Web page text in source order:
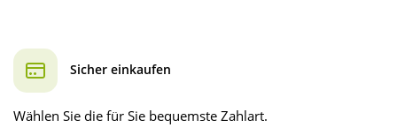
Sicher einkaufen
Wählen Sie die für Sie bequemste Zahlart.